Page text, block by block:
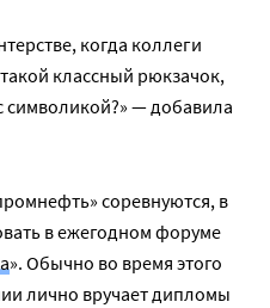
когда коллеги
классный рюкзачок,
символикой?» — добавила
соревнуются, в
в ежегодном форуме
». Обычно во время этого
лично вручает дипломы